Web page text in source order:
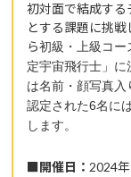
初対面で結成す
とする課題に挑
ら初級・上級コ
定宇宙飛行士」
は名前・顔写真入
認定された6名に
します。
■開催日： 2024